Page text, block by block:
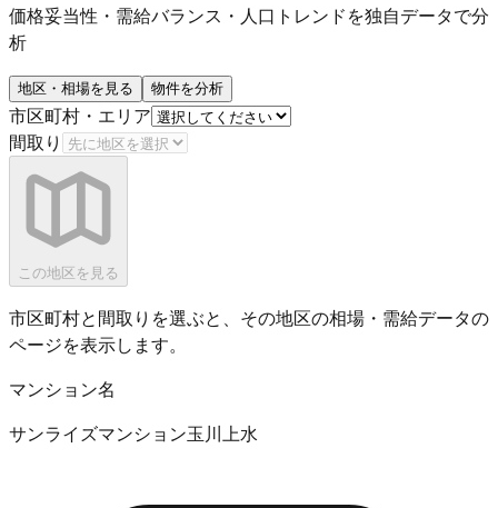
価格妥当性・需給バランス・人口トレンドを独自データで分
析
地区・相場を見る 物件を分析
市区町村・エリア
間取り
この地区を見る
市区町村と間取りを選ぶと、その地区の相場・需給データの
ページを表示します。
マンション名
サンライズマンション玉川上水